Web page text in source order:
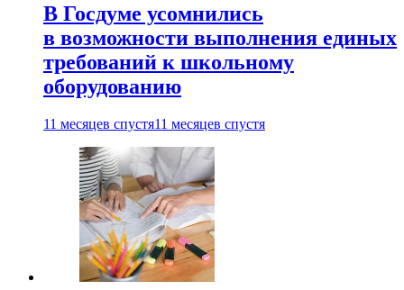
В Госдуме усомнились
в возможности выполнения единых
требований к школьному
оборудованию
11 месяцев спустя11 месяцев спустя